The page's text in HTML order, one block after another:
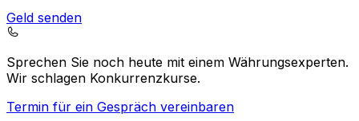
Geld senden
Sprechen Sie noch heute mit einem Währungsexperten.
Wir schlagen Konkurrenzkurse.
Termin für ein Gespräch vereinbaren